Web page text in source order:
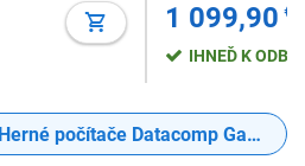
1 099,90 €
IHNEĎ K
počítače Datacomp Gamer